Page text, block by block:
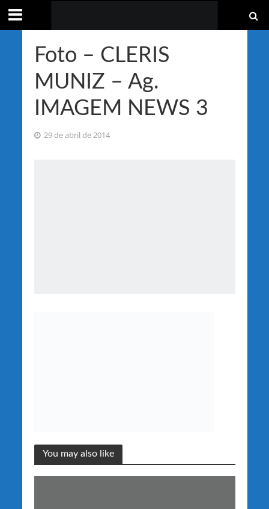
Foto – CLERIS
MUNIZ – Ag.
IMAGEM NEWS 3
29 de abril de 2014
You may also like